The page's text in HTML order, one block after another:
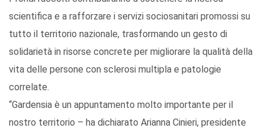
scientifica e a rafforzare i servizi sociosanitari promossi su
tutto il territorio nazionale, trasformando un gesto di
solidarietà in risorse concrete per migliorare la qualità della
vita delle persone con sclerosi multipla e patologie
correlate.
“Gardensia è un appuntamento molto importante per il
nostro territorio – ha dichiarato Arianna Cinieri, presidente